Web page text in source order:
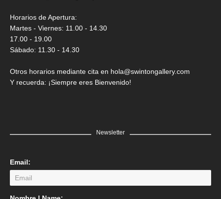
LEER MÁS
Horarios de Apertura:
Martes - Viernes: 11.00 - 14.30
17.00 - 19.00
Sábado: 11.30 - 14.30
Otros horarios mediante cita en hola@swintongallery.com
Y recuerda: ¡Siempre eres Bienvenido!
Newsletter
Email: